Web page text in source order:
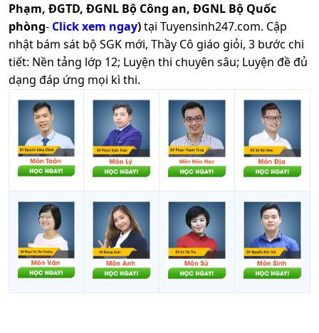
Phạm, ĐGTD, ĐGNL Bộ Công an, ĐGNL Bộ Quốc
phòng- Click xem ngay)tại Tuyensinh247.com. Cập
nhật bám sát bộ SGK mới, Thầy Cô giáo giỏi, 3 bước chi
tiết: Nền tảng lớp 12; Luyện thi chuyên sâu; Luyện đề đủ
dạng đáp ứng mọi kì thi.